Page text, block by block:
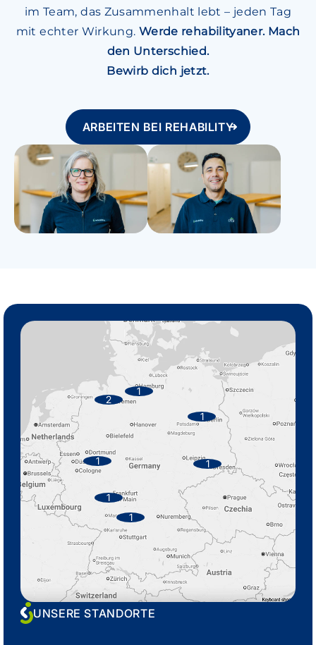
im Team, das Zusammenhalt lebt – jeden Tag
mit echter Wirkung. Werde rehabilityaner. Mach
den Unterschied.
Bewirb dich jetzt.
ARBEITEN BEI REHABILITY
1
1
1
1
1
2
1
UNSERE STANDORTE